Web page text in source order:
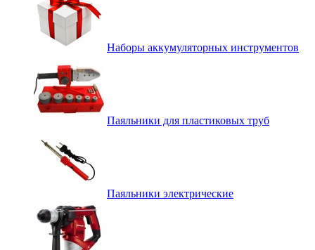
Наборы аккумуляторных инструментов
Паяльники для пластиковых труб
Паяльники электрические